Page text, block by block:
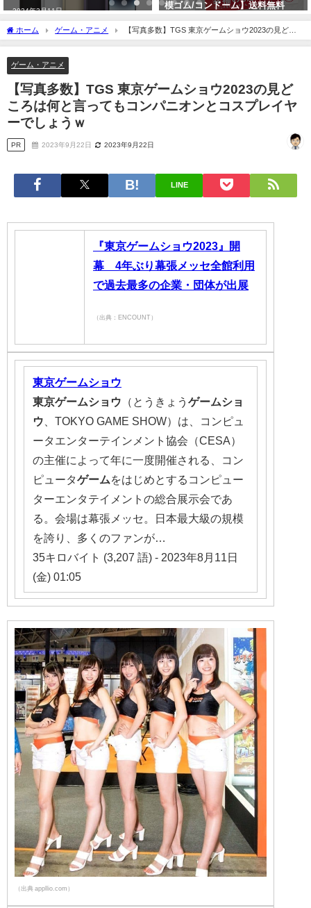
模ゴム/コンドーム】送料無料
ースター ビタミンＣ 美白 毛穴 パ
ラベンフ
ホーム ゲーム・アニメ
【写真多数】TGS 東京ゲームショウ2023の見どこ
ろは何と言ってもコンパニオンとコスプレイヤーでしょうｗ
ゲーム・アニメ
【写真多数】TGS 東京ゲームショウ2023の見ど
ころは何と言ってもコンパニオンとコスプレイヤ
ーでしょうｗ
PR 2023年9月22日 2023年9月22日
LINE
『東京ゲームショウ2023』開
幕 4年ぶり幕張メッセ全館利用
で過去最多の企業・団体が出展
（出典：ENCOUNT）
東京ゲームショウ
東京ゲームショウ （とうきょう ゲームショ
ウ 、TOKYO GAME SHOW）は、コンピュ
ータエンターテインメント協会（CESA）
の主催によって年に一度開催される、コン
ピュータゲームをはじめとするコンピュー
ターエンタテイメントの総合展示会であ
る。会場は幕張メッセ。日本最大級の規模
を誇り、多くのファンが…
35キロバイト (3,207 語) - 2023年8月11日
(金) 01:05
（出典 appllio.com）